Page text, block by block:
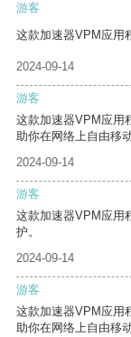
游客
这款加速器VPM应用
2024-09-14
游客
这款加速器VPM应用
助你在网络上自由移动
2024-09-14
游客
这款加速器VPM应用
护。
2024-09-14
游客
这款加速器VPM应用
助你在网络上自由移动